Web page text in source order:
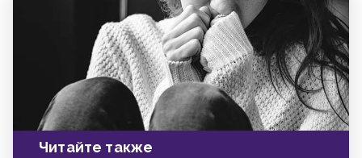
Читайте также